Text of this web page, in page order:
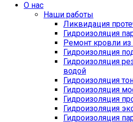
О нас
Наши работы
Ликвидация
Гидроизоляция
Ремонт кровли
Гидроизоляция
Гидроизоляция
водой
Гидроизоляция
Гидроизоляция
Гидроизоляция
Гидроизоляция
Гидроизоляция